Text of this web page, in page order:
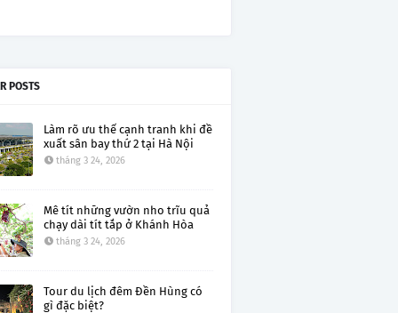
POSTS
Làm rõ ưu thế cạnh tranh khi đề
xuất sân bay thứ 2 tại Hà Nội
tháng 3 24, 2026
Mê tít những vườn nho trĩu quả
chạy dài tít tắp ở Khánh Hòa
tháng 3 24, 2026
Tour du lịch đêm Đền Hùng có
gì đặc biệt?